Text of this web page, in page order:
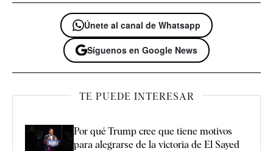
Únete al canal de Whatsapp
Síguenos en Google News
TE PUEDE INTERESAR
Por qué Trump cree que tiene motivos
para alegrarse de la victoria de El Sayed